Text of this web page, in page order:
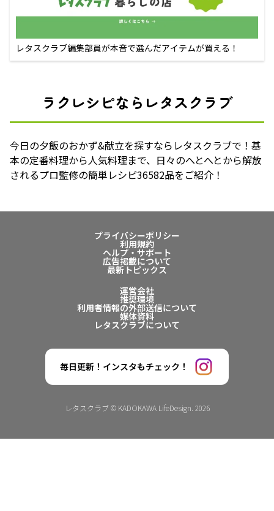
レタスクラブ編集部員が本音で選んだアイテムが買える！
ラクレシピならレタスクラブ
今日の夕飯のおかず&献立を探すならレタスクラブで！基
本の定番料理から人気料理まで、日々のへとへとから解放
されるプロ監修の簡単レシピ36582品をご紹介！
プライバシーポリシー
利用規約
ヘルプ・サポート
広告掲載について
最新トピックス
運営会社
推奨環境
利用者情報の外部送信について
媒体資料
レタスクラブについて
毎日更新！インスタもチェック！
レタスクラブ © KADOKAWA LifeDesign. 2026